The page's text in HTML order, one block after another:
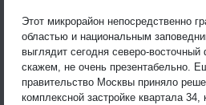
Этот микрорайон непосредственно
областью и национальным
выглядит сегодня северо-
скажем, не очень презентабельно.
правительство Москвы приняло
комплексной застройке квартала